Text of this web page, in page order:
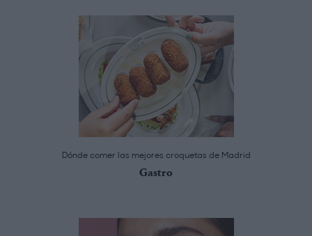
Dónde comer las mejores croquetas de Madrid
Gastro